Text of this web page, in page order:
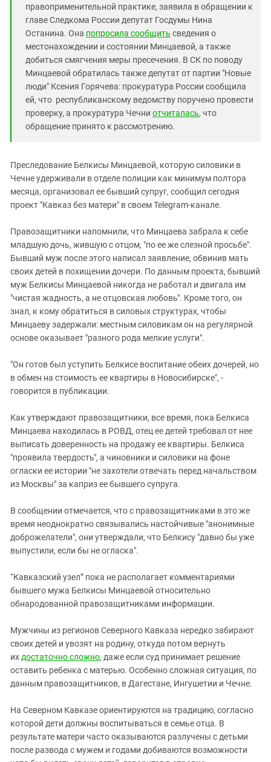
правоприменительной практике, заявила в обращении к
главе Следкома России депутат Госдумы Нина
Останина. Она попросила сообщить сведения о
местонахождении и состоянии Минцаевой, а также
добиться смягчения меры пресечения. В СК по поводу
Минцаевой обратилась также депутат от партии "Новые
люди" Ксения Горячева: прокуратура России сообщила
ей, что республиканскому ведомству поручено провести
проверку, а прокуратура Чечни отчиталась, что
обращение принято к рассмотрению.
Преследование Белкисы Минцаевой, которую силовики в
Чечне удерживали в отделе полиции как минимум полтора
месяца, организовал ее бывший супруг, сообщил сегодня
проект "Кавказ без матери" в своем Telegram-канале.
Правозащитники напомнили, что Минцаева забрала к себе
младшую дочь, жившую с отцом, "по ее же слезной просьбе".
Бывший муж после этого написал заявление, обвинив мать
своих детей в похищении дочери. По данным проекта, бывший
муж Белкисы Минцаевой никогда не работал и двигала им
"чистая жадность, а не отцовская любовь". Кроме того, он
знал, к кому обратиться в силовых структурах, чтобы
Минцаеву задержали: местным силовикам он на регулярной
основе оказывает "разного рода мелкие услуги".
"Он готов был уступить Белкисе воспитание обеих дочерей, но
в обмен на стоимость ее квартиры в Новосибирске", -
говорится в публикации.
Как утверждают правозащитники, все время, пока Белкиса
Минцаева находилась в РОВД, отец ее детей требовал от нее
выписать доверенность на продажу ее квартиры. Белкиса
"проявила твердость", а чиновники и силовики на фоне
огласки ее истории "не захотели отвечать перед начальством
из Москвы" за каприз ее бывшего супруга.
В сообщении отмечается, что с правозащитниками в это же
время неоднократно связывались настойчивые "анонимные
доброжелатели", они утверждали, что Белкису "давно бы уже
выпустили, если бы не огласка".
“Кавказский узел” пока не располагает комментариями
бывшего мужа Белкисы Минцаевой относительно
обнародованной правозащитниками информации.
Мужчины из регионов Северного Кавказа нередко забирают
своих детей и увозят на родину, откуда потом вернуть
их достаточно сложно, даже если суд принимает решение
оставить ребенка с матерью. Особенно сложная ситуация, по
данным правозащитников, в Дагестане, Ингушетии и Чечне.
На Северном Кавказе ориентируются на традицию, согласно
которой дети должны воспитываться в семье отца. В
результате матери часто оказываются разлучены с детьми
после развода с мужем и годами добиваются возможности